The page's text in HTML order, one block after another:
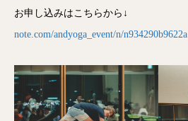
お申し込みはこちらから↓
note.com/andyoga_event/n/n934290b9622a